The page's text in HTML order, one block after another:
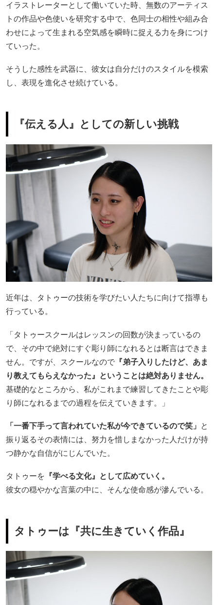
イラストレーターとして働いていた時、無数のアーティス
トの作品や色使いを研究する中で、色同士の相性や組み合
わせによって生まれる空気感を瞬時に捉える力を身につけ
ていった。
そうした感性を武器に、彼女は自分だけのスタイルを模索
し、表現を進化させ続けている。
『伝える人』としての新しい挑戦
近年は、タトゥーの技術を学びたい人たちに向けて指導も
行っている。
「タトゥースクールはレッスンの回数が決まっているの
で、その中で絶対にすぐ彫り師になれるとは断言はできま
せん。ですが、スクールなので 『弟子入りしたけど、あま
り教えてもらえなかった』ということは絶対ありません。
基礎的なところから、私がこれまで練習してきたことや彫
り師になれるまでの過程を伝えていきます。」
「一番下手って言われていた私が今できているので笑」
と
振り返るその表情には、努力を惜しまなかった人だけが持
つ静かな自信がにじんでいた。
タトゥーを 『学べる文化』として広めていく。
彼女の穏やかな言葉の中に、そんな使命感が滲んでいる。
タトゥーは『共に生きていく作品』